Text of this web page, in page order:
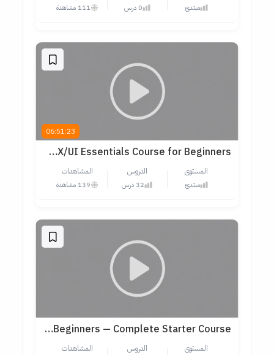
مبتدئ 0 درس 111 مشاهدة
06:51:23
Complete Figma UX/UI Essentials Course for Beginners
المستوى
مبتدئ
الدروس
32 درس
المشاهدات
139 مشاهدة
UX Design Foundations for Beginners — Complete Starter Course
المستوى الدروس المشاهدات